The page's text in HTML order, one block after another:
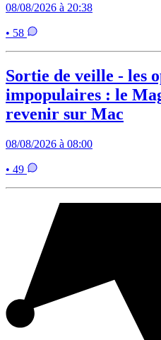
08/08/2026 à 20:38
• 58
Sortie de veille - les
impopulaires : le
revenir sur Mac
08/08/2026 à 08:00
• 49